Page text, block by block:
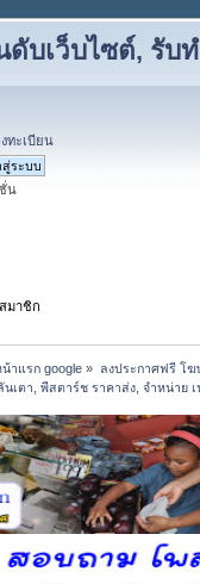
ดับเว็บไซต์, รับ
ทะเบียน
น
มาชิก
าแรก google » ลงประกาศฟรี โ
นเตา, พีสตาร์ช ราคาส่ง, จำหน่าย